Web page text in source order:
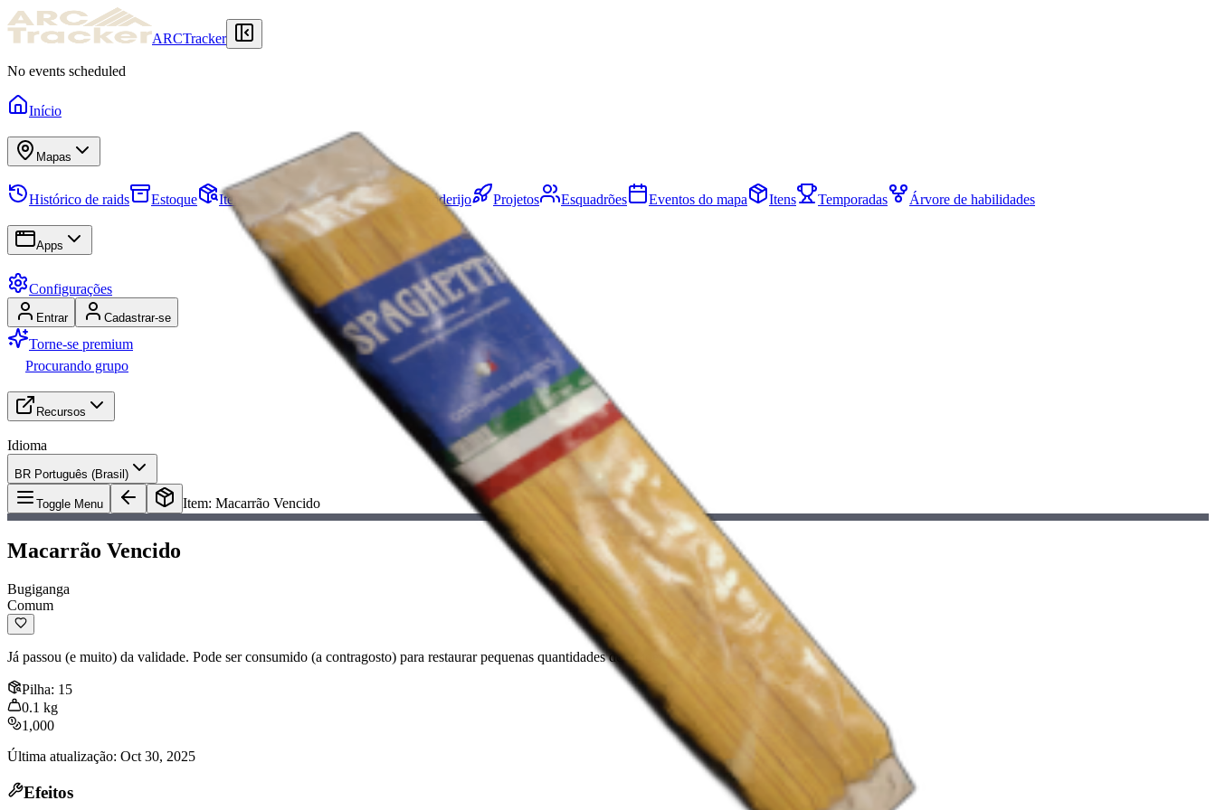
ARCTracker
No events scheduled
Início
Mapas
Histórico de raids Estoque Itens necessários Missões Esconderijo Projetos Esquadrões Eventos do mapa Itens Temporadas Árvore de habilidades
Apps
Configurações
Entrar Cadastrar-se
Torne-se premium
Procurando grupo
Recursos
Idioma
BR Português (Brasil)
Toggle Menu Item: Macarrão Vencido
Macarrão Vencido
Bugiganga
Comum
Já passou (e muito) da validade. Pode ser consumido (a contragosto) para restaurar pequenas quantidades de saúde.
Pilha: 15
0.1 kg
1,000
Última atualização: Oct 30, 2025
Efeitos